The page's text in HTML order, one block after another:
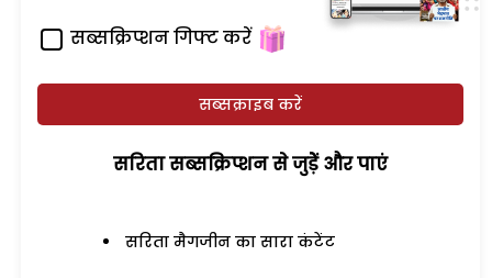
सब्सक्रिप्शन गिफ्ट करें
सब्सक्राइब करें
सरिता सब्सक्रिप्शन से जुड़ेें और पाएं
सरिता मैगजीन का सारा कंटेंट